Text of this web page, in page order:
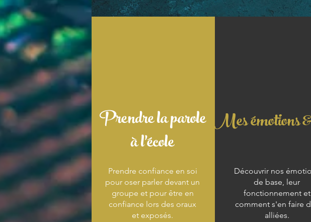
Prendre confiance en soi
pour oser parler devant un
groupe et pour être en
confiance lors des oraux
et exposés.
Découvrir nos
de base, leur
fonctionnement et
comment s'en faire
alliées.
Mes émotions
Prendre la parole
à l'école